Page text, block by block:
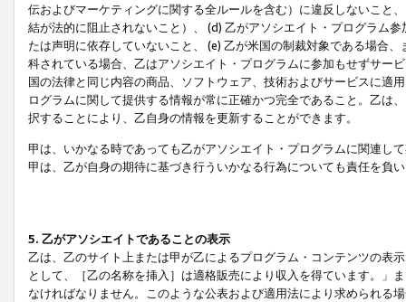
伝およびマーケティングに関する全ルールを含む）に違反しないこと
結が法的に阻止されないこと）、 (d) 乙がアソシエイト・プログラム
たは声明に依存していないこと、 (e) 乙が米国の制裁対象である場合
科されている場合、乙はアソシエイト・プログラムに参加もせずサー
国の法律と同じ内容の商品、ソフトウェア、技術およびサービスに適
ログラムに関して提供する情報が常に正確かつ完全であること。乙は
択することにより、乙自身の情報を更新することができます。
甲は、いかなる時であっても乙がアソシエイト・プログラムに関連し
甲は、乙が自身の期待に基づき行ういかなる行為についても責任を負
5. 乙がアソシエイトであることの表示
乙は、乙のサイト上または甲が乙によるプログラム・コンテンツの表
として、［乙の名称を挿入］は適格販売により収入を得ています。」
なければなりません。このような公表および適用法により求められる